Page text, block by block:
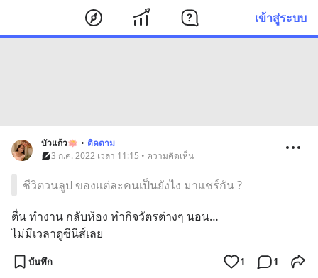
เข้าสู่ระบบ
บัวแก้ว🪷 • ติดตาม
3 ก.ค. 2022 เวลา 11:15 • ความคิดเห็น
ชีวิตวนลูป ของแต่ละคนเป็นยังไง มาแชร์กัน ?
ตื่น ทำงาน กลับห้อง ทำกิจวัตรต่างๆ นอน…
ไม่มีเวลาดูซีนีส์เลย
บันทึก 1 1